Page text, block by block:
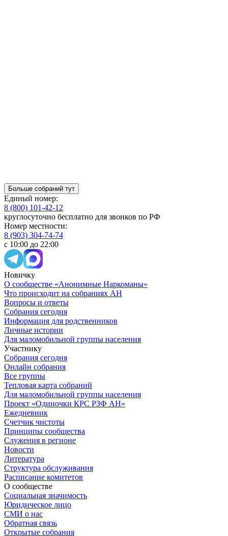
Больше собраний тут
Единый номер:
8 (800) 101-42-12
круглосуточно бесплатно для звонков по РФ
Номер местности:
8 (903) 304-74-74
с 10:00 до 22:00
Новичку
О сообществе «Анонимные Наркоманы»
Что происходит на собраниях АН
Вопросы и ответы
Собрания сегодня
Информация для родственников
Личные истории
Для маломобильной группы населения
Участнику
Собрания сегодня
Онлайн собрания
Все группы
Тепловая карта собраний
Для маломобильной группы населения
Проект «Одиночки КРС РЗФ АН»
Ежедневник
Счетчик чистоты
Принципы сообщества
Служения в регионе
Новости
Литература
Структура обслуживания
Расписание комитетов
О сообществе
Социальная значимость
Юридическое лицо
СМИ о нас
Обратная связь
Открытые собрания